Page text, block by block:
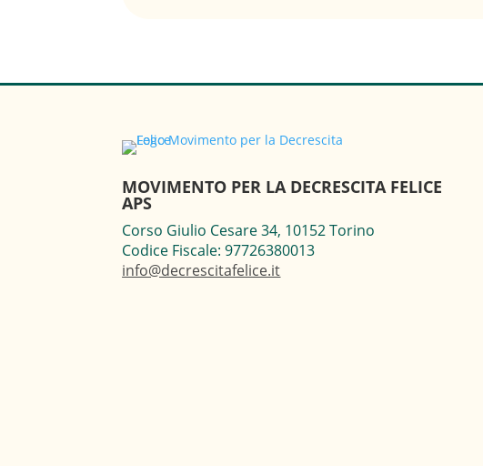
MOVIMENTO PER LA DECRESCITA FELICE
APS
Corso Giulio Cesare 34, 10152 Torino
Codice Fiscale: 97726380013
info@decrescitafelice.it